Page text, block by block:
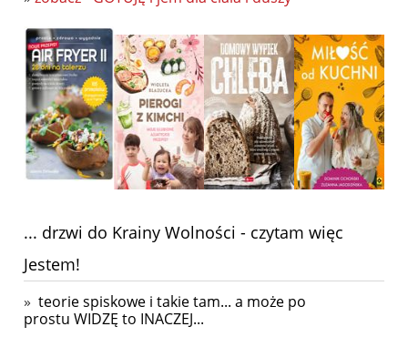
... drzwi do Krainy Wolności - czytam więc
Jestem!
» teorie spiskowe i takie tam... a może po
prostu WIDZĘ to INACZEJ...